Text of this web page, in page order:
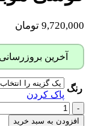
9,720,000 تومان
آخرین بروزرسانی
رنگ
پاک کردن
افزودن به سبد خرید